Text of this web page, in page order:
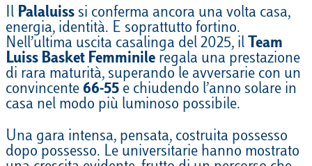
Il Palaluiss si conferma ancora una volta casa,
energia, identità. E soprattutto fortino.
Nell’ultima uscita casalinga del 2025, il Team
Luiss Basket Femminile regala una prestazione
di rara maturità, superando le avversarie con un
convincente 66-55 e chiudendo l’anno solare in
casa nel modo più luminoso possibile.
Una gara intensa, pensata, costruita possesso
dopo possesso. Le universitarie hanno mostrato